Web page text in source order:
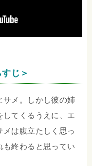
じ＞
サメ。しかし彼の姉
してくるうえに、エ
メは腹立たしく思っ
も終わると思ってい